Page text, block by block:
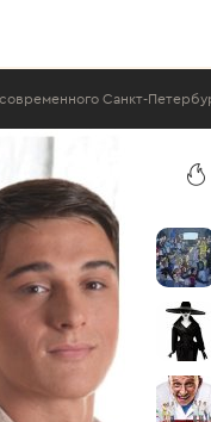
Санкт-Петербурга